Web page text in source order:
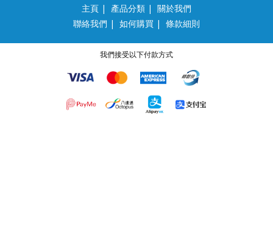
主頁 | 產品分類 | 關於我們
聯絡我們 | 如何購買 | 條款細則
我們接受以下付款方式